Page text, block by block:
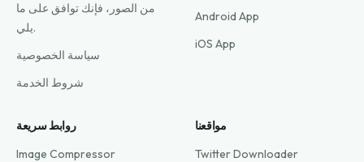
من الصور، فإنك توافق على ما
يلي.
سياسة الخصوصية
شروط الخدمة
Android App
iOS App
روابط سريعة
Image Compressor
مواقعنا
Twitter Downloader